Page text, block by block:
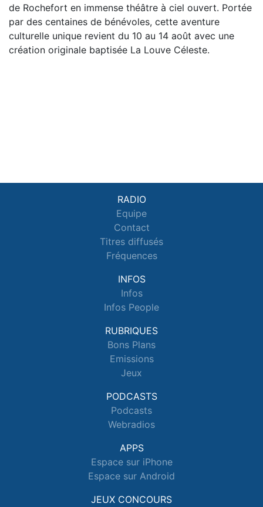
de Rochefort en immense théâtre à ciel ouvert. Portée
par des centaines de bénévoles, cette aventure
culturelle unique revient du 10 au 14 août avec une
création originale baptisée La Louve Céleste.
RADIO
Equipe
Contact
Titres diffusés
Fréquences
INFOS
Infos
Infos People
RUBRIQUES
Bons Plans
Emissions
Jeux
PODCASTS
Podcasts
Webradios
APPS
Espace sur iPhone
Espace sur Android
JEUX CONCOURS